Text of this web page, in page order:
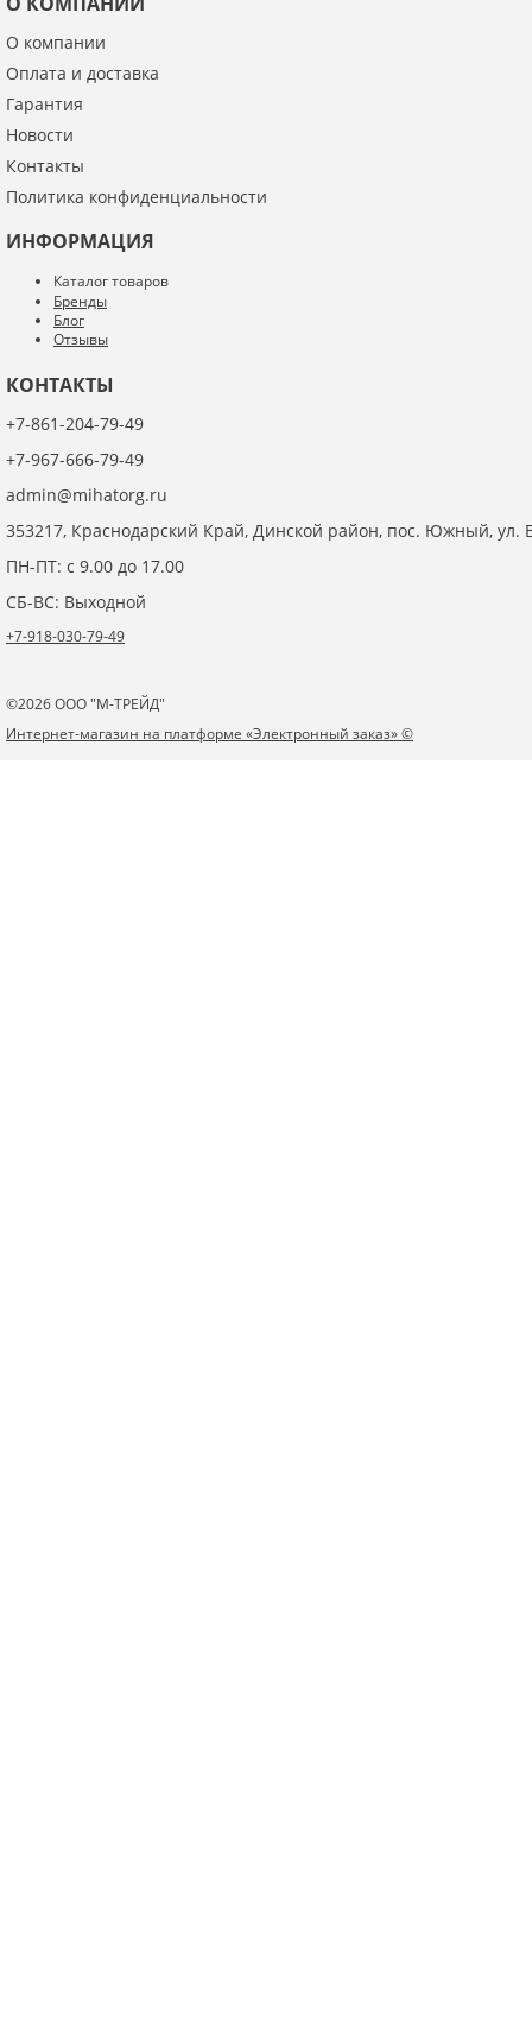
О компании
Оплата и доставка
Гарантия
Новости
Контакты
Политика конфиденциальности
ИНФОРМАЦИЯ
Каталог товаров
Бренды
Блог
Отзывы
КОНТАКТЫ
+7-861-204-79-49
+7-967-666-79-49
admin@mihatorg.ru
353217, Краснодарский Край, Динской район, пос. Южный, ул.
ПН-ПТ: с 9.00 до 17.00
СБ-ВС: Выходной
+7-918-030-79-49
©2026 ООО "М-ТРЕЙД"
Интернет-магазин на платформе «Электронный заказ» ©